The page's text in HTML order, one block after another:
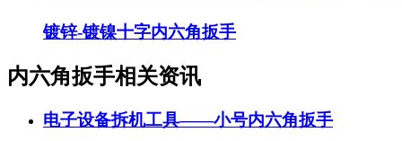
镀锌-镀镍十字内六角扳手
内六角扳手相关资讯
电子设备拆机工具——小号内六角扳手